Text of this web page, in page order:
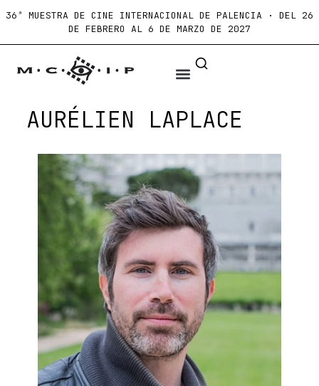
36ª MUESTRA DE CINE INTERNACIONAL DE PALENCIA · DEL 26
DE FEBRERO AL 6 DE MARZO DE 2027
AURÉLIEN LAPLACE